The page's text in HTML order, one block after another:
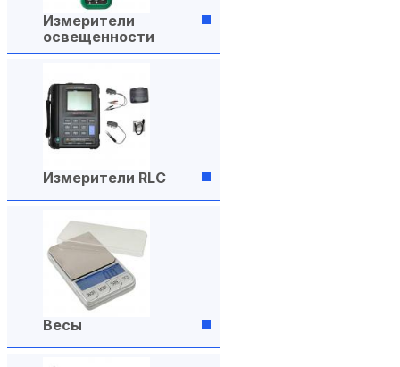
Измерители
освещенности
Измерители RLC
Весы